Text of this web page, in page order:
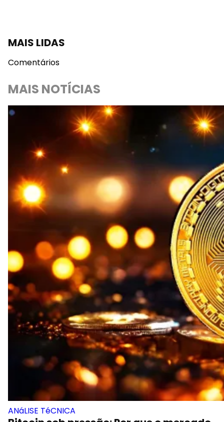
MAIS LIDAS
Comentários
MAIS NOTÍCIAS
ANáLISE TéCNICA